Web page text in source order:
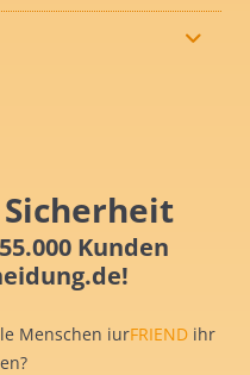
Kunden
Menschen iurFRIEND ihr